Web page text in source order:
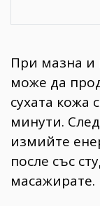
При мазна и
може да
сухата кожа
минути.
измийте
после със
масажирате.